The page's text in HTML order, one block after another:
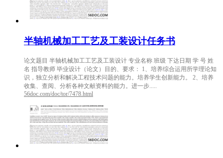
半轴机械加工工艺及工装设计任务书
论文题目 半轴机械加工工艺及工装设计 专业名称 班级 下达日期 学 号 姓
名 指导教师 毕业设计（论文）目的、要求： 1、培养综合运用所学理论知
识，独立分析和解决工程技术问题的能力。培养学生创新能力。 2、培养
收集、查阅、分析各种文献资料的能力。进一步.....
56doc.com/doc/tor/7478.html